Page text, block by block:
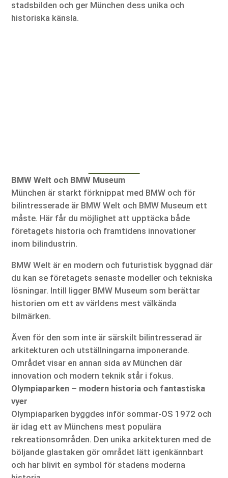
stadsbilden och ger München dess unika och
historiska känsla.
BMW Welt och BMW Museum
München är starkt förknippat med BMW och för
bilintresserade är BMW Welt och BMW Museum ett
måste. Här får du möjlighet att upptäcka både
företagets historia och framtidens innovationer
inom bilindustrin.
BMW Welt är en modern och futuristisk byggnad där
du kan se företagets senaste modeller och tekniska
lösningar. Intill ligger BMW Museum som berättar
historien om ett av världens mest välkända
bilmärken.
Även för den som inte är särskilt bilintresserad är
arkitekturen och utställningarna imponerande.
Området visar en annan sida av München där
innovation och modern teknik står i fokus.
Olympiaparken – modern historia och fantastiska
vyer
Olympiaparken byggdes inför sommar-OS 1972 och
är idag ett av Münchens mest populära
rekreationsområden. Den unika arkitekturen med de
böljande glastaken gör området lätt igenkännbart
och har blivit en symbol för stadens moderna